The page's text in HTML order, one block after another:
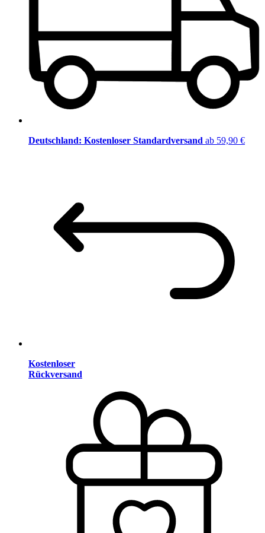
Deutschland: Kostenloser Standardversand ab 59,90 €
Kostenloser
Rückversand